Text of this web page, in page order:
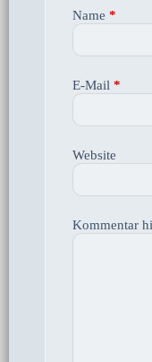
Name *
E-Mail *
Website
Kommentar